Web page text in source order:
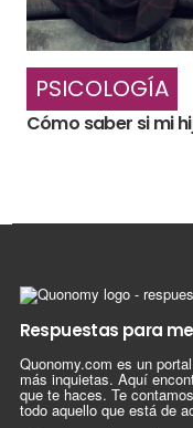
PSICOLOGÍA
Cómo saber si mi
Respuestas para
Quonomy.com es un
más inquietas. Aquí
que te haces. Te
todo aquello que está de